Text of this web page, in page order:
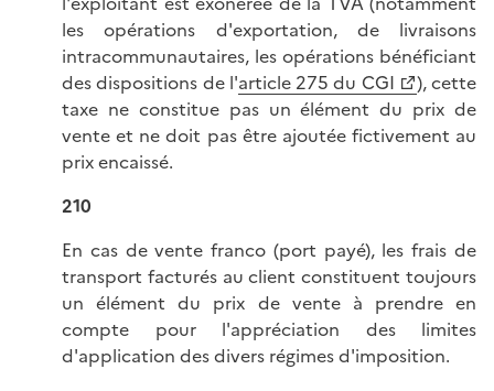
les opérations d'exportation, de livraisons
intracommunautaires, les opérations bénéficiant
des dispositions de l'article 275 du CGI
), cette
taxe ne constitue pas un élément du prix de
vente et ne doit pas être ajoutée fictivement au
prix encaissé.
210
En cas de vente franco (port payé), les frais de
transport facturés au client constituent toujours
un élément du prix de vente à prendre en
compte pour l'appréciation des limites
d'application des divers régimes d'imposition.